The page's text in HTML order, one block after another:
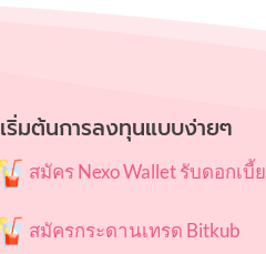
เริ่มต้นการลงทุนแบบง่ายๆ
สมัคร Nexo Wallet รับดอกเบี้ย
สมัครกระดานเทรด Bitkub